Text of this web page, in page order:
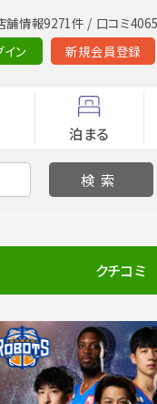
舗情報9271件 / 口コミ
イン
新規会員登録
泊まる
クチコミ